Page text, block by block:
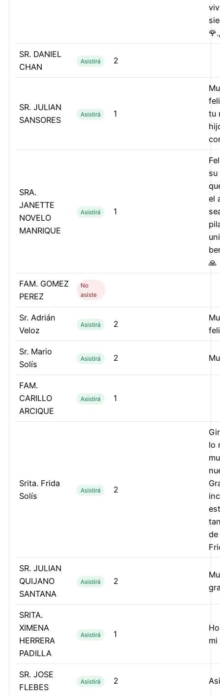
SR. DANIEL
CHAN
Asistirá 2
SR. JULIAN
SANSORES
Asistirá 1
tu
SRA.
JANETTE
NOVELO
MANRIQUE
Asistirá 1
su
el
🙏
FAM. GOMEZ
PEREZ
No
asiste
Sr. Adrián
Veloz
Asistirá 2
Sr. Mario
Solís
Asistirá 2
FAM.
CARILLO
ARCIQUE
Asistirá 1
Srita. Frida
Solís
Asistirá 2
lo
de
SR. JULIAN
QUIJANO
SANTANA
Asistirá 2
SRITA.
XIMENA
HERRERA
PADILLA
Asistirá 1
mi
SR. JOSE
FLEBES
Asistirá 2